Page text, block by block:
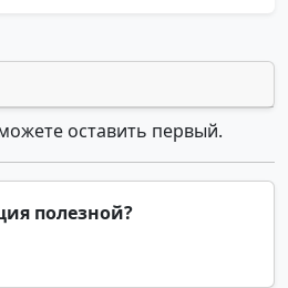
оставить первый.
полезной?